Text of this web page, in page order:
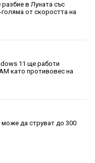
в Луната със
от скоростта на
11 ще работи
като противовес на
да струват до 300